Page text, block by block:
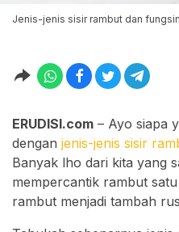
Jenis-jenis sisir rambut dan
ERUDISI.com – Ayo siapa
dengan jenis-jenis sisir
Banyak lho dari kita yang
mempercantik rambut
rambut menjadi tambah